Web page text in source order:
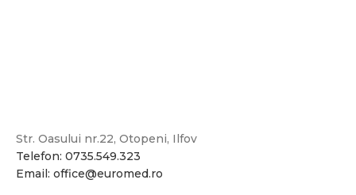
Str. Oasului nr.22, Otopeni, Ilfov
Telefon: 0735.549.323
Email: office@euromed.ro